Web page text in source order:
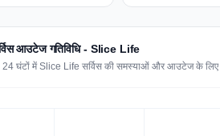
आउटेज गतिविधि - Slice Life
24 घंटों में Slice Life सर्विस की समस्याओं और आउटेज के लिए